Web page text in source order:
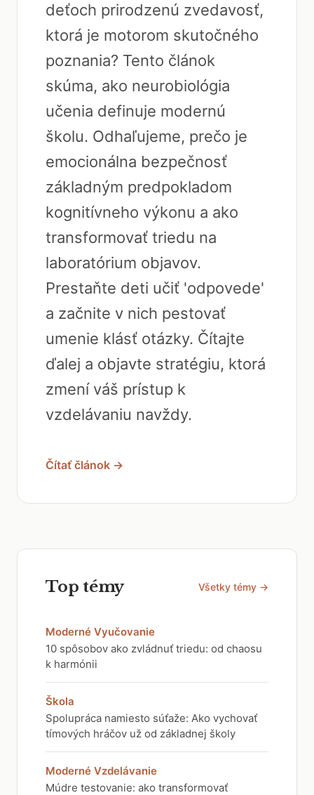
deťoch prirodzenú zvedavosť,
ktorá je motorom skutočného
poznania? Tento článok
skúma, ako neurobiológia
učenia definuje modernú
školu. Odhaľujeme, prečo je
emocionálna bezpečnosť
základným predpokladom
kognitívneho výkonu a ako
transformovať triedu na
laboratórium objavov.
Prestaňte deti učiť 'odpovede'
a začnite v nich pestovať
umenie klásť otázky. Čítajte
ďalej a objavte stratégiu, ktorá
zmení váš prístup k
vzdelávaniu navždy.
Čítať článok →
Top témy Všetky témy →
Moderné Vyučovanie
10 spôsobov ako zvládnuť triedu: od chaosu
k harmónii
Škola
Spolupráca namiesto súťaže: Ako vychovať
tímových hráčov už od základnej školy
Moderné Vzdelávanie
Múdre testovanie: ako transformovať